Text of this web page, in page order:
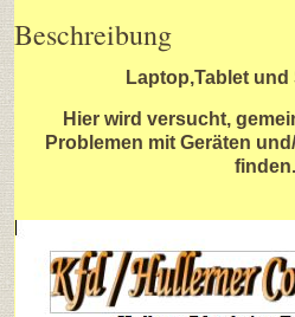
Beschreibung
Laptop,Tablet
Hier wird versucht,
Problemen mit Geräten
finden.